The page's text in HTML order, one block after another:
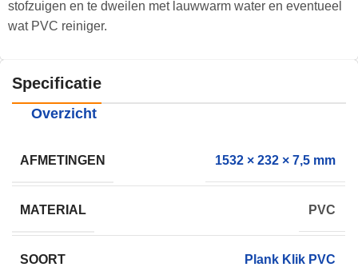
stofzuigen en te dweilen met lauwwarm water en eventueel
wat PVC reiniger.
Specificatie
Overzicht
AFMETINGEN 1532 × 232 × 7,5 mm
MATERIAL PVC
SOORT Plank Klik PVC